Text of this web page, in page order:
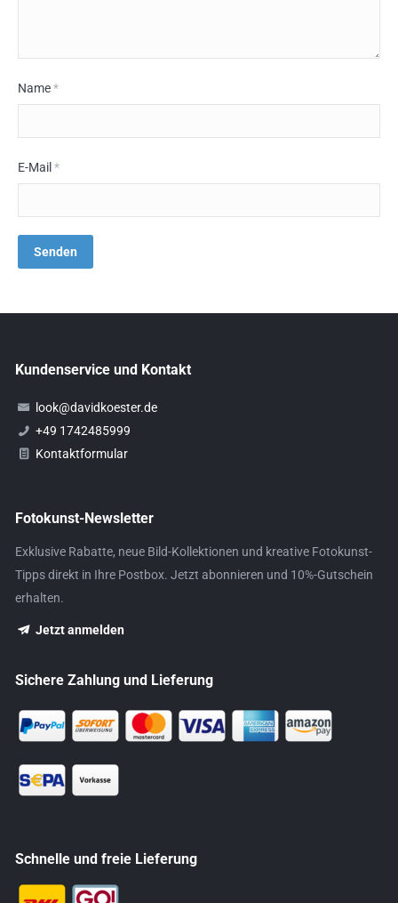
Name*
E-Mail *
Kundenservice und Kontakt
look@davidkoester.de
+49 1742485999
Kontaktformular
Fotokunst-Newsletter
Exklusive Rabatte, neue Bild-Kollektionen und kreative Fotokunst-
Tipps direkt in Ihre Postbox. Jetzt abonnieren und 10%-Gutschein
erhalten.
Jetzt anmelden
Sichere Zahlung und Lieferung
Schnelle und freie Lieferung